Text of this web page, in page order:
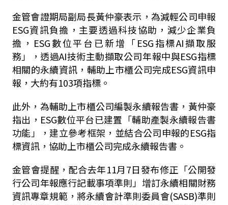
金管會證期局副局長黃仲豪表示，為減輕公司申報
ESG資訊負擔，主要透過科技協助，減少企業負
擔，ESG數位平台已新增「ESG指標AI擷取服
務」，透過AI技術主動擷取公司年報中與ESG指標
相關的永續資訊，輔助上市櫃公司完成ESG資訊申
報，大約有103項指標。
此外，為輔助上市櫃公司編製永續報告書，黃仲豪
指出，ESG數位平台已建置「輔助產製永續報告書
功能」，建立參考框架，並結合公司申報的ESG指
標資訊，協助上市櫃公司完成永續報告書。
金管會提醒，配合去年11月7日發布修正「公開發
行公司年報應行記載事項準則」增訂永續相關財務
資訊專章規範，將永續會計準則委員會(SASB)準則